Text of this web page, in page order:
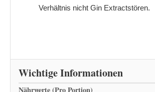
Verhältnis nicht Gin Extractstören.
Wichtige Informationen
Nährwerte (Pro Portion)